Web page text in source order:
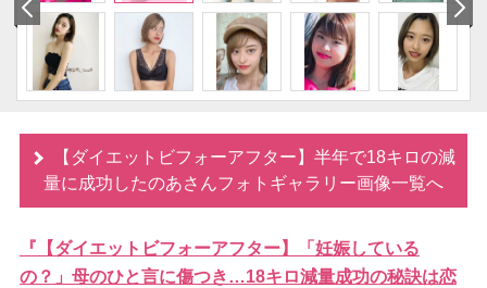
【ダイエットビフォーアフター】半年で18キロの減
量に成功したのあさんフォトギャラリー画像一覧へ
『【ダイエットビフォーアフター】「妊娠している
の？」母のひと言に傷つき…18キロ減量成功の秘訣は恋